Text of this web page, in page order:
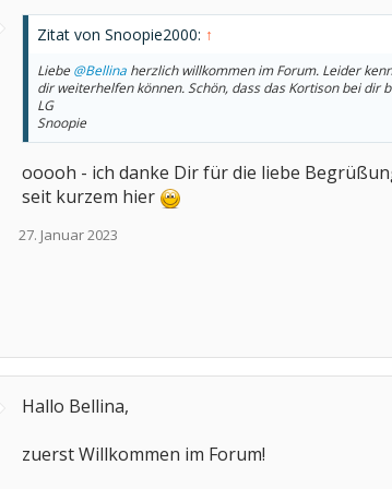
Zitat von Snoopie2000: ↑
Liebe@Bellina herzlich willkommen im Forum. Leider
dir weiterhelfen können. Schön, dass das Kortison bei dir
LG
Snoopie
ooooh - ich danke Dir für die liebe
seit kurzem hier
27. Januar 2023
Hallo Bellina,
zuerst Willkommen im Forum!